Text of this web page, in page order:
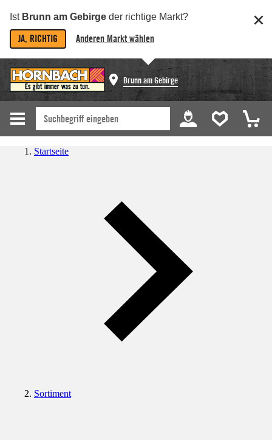
Ist Brunn am Gebirge der richtige Markt?
JA, RICHTIG Anderen Markt wählen
Brunn am Gebirge
Startseite
Sortiment